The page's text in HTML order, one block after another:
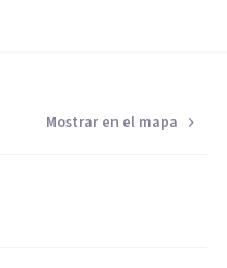
Mostrar en el mapa